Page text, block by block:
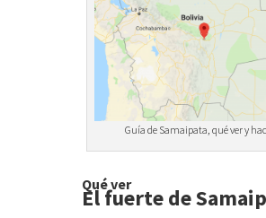
Guía de Samaipata, qué ver y
Qué ver
El fuerte de